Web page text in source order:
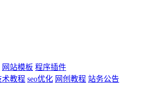
网站模板 程序插件
术教程 seo优化 网创教程 站务公告